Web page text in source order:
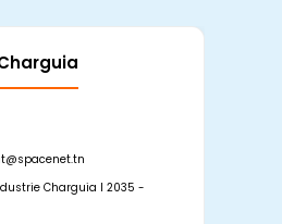
Charguia I 2035 -